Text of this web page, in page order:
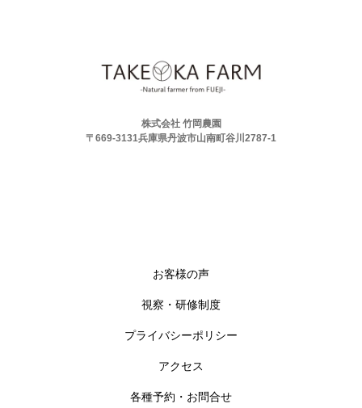
株式会社 竹岡農園
〒669-3131兵庫県丹波市山南町谷川2787-1
お客様の声
視察・研修制度
プライバシーポリシー
アクセス
各種予約・お問合せ